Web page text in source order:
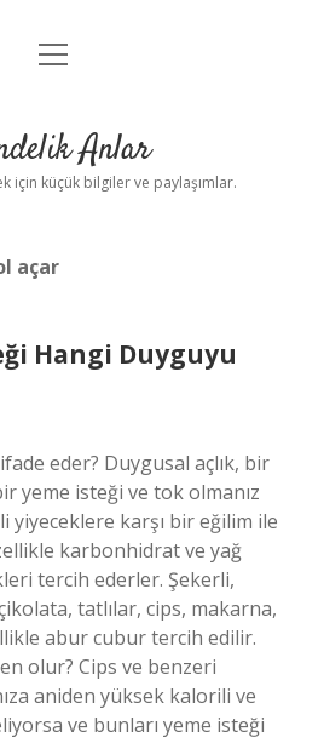
Anasayfa
Yasal Uyarı
menüyü
Anlar
için küçük bilgiler ve paylaşımlar.
açar
Hangi Duyguyu
eder? Duygusal açlık, bir
yeme isteği ve tok olmanız
karşı bir eğilim ile
karbonhidrat ve yağ
tercih ederler. Şekerli,
tatlılar, cips, makarna,
abur cubur tercih edilir.
olur? Cips ve benzeri
aniden yüksek kalorili ve
ve bunları yeme isteği